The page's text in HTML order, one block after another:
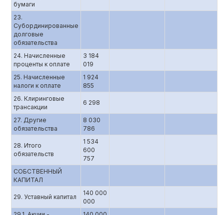
бумаги
23.
Субординированные
долговые
обязательства
24. Начисленные
проценты к оплате
3 184
019
25. Начисленные
налоги к оплате
1 924
855
26. Клиринговые
трансакции
6 298
27. Другие
обязательства
8 030
786
28. Итого
обязательств
1 534
600
757
СОБСТВЕННЫЙ
КАПИТАЛ
29. Уставный капитал
140 000
000